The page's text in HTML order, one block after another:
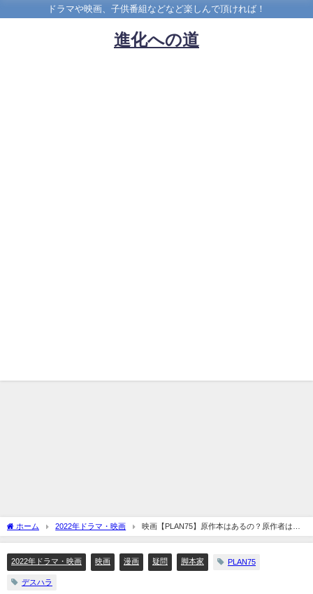
ドラマや映画、子供番組などなど楽しんで頂ければ！
進化への道
ホーム 2022年ドラマ・映画
映画【PLAN75】原作本はあるの？原作者は
誰？
2022年ドラマ・映画 映画 漫画 疑問 脚本家 PLAN75
デスハラ